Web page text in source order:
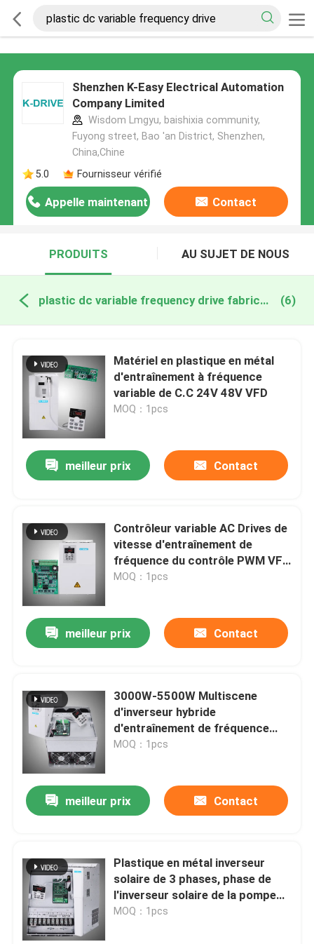
Shenzhen K-Easy Electrical Automation
Company Limited
Wisdom Lmgyu, baishixia community,
Fuyong street, Bao 'an District, Shenzhen,
China,Chine
5.0
Fournisseur vérifié
Appelle maintenant Contact
PRODUITS AU SUJET DE NOUS
plastic dc variable frequency drive fabrication en ligne (6)
Matériel en plastique en métal
d'entraînement à fréquence
variable de C.C 24V 48V VFD
MOQ：1pcs
meilleur prix Contact
Contrôleur variable AC Drives de
vitesse d'entraînement de
fréquence du contrôle PWM VFD
de V/F
MOQ：1pcs
meilleur prix Contact
3000W-5500W Multiscene
d'inverseur hybride
d'entraînement de fréquence
réglable
MOQ：1pcs
meilleur prix Contact
Plastique en métal inverseur
solaire de 3 phases, phase de
l'inverseur solaire de la pompe
60A 3
MOQ：1pcs